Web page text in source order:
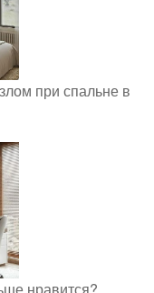
при спальне в
нравится?